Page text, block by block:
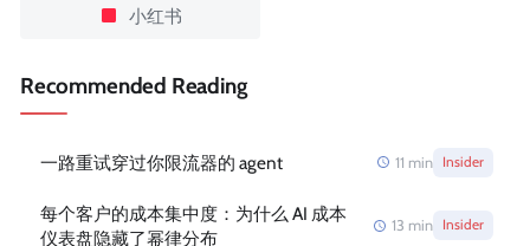
小红书
Recommended Reading
一路重试穿过你限流器的 agent 11 min Insider
每个客户的成本集中度：为什么 AI 成本
仪表盘隐藏了幂律分布
13 min Insider